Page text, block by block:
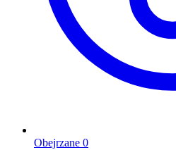
Obejrzane 0